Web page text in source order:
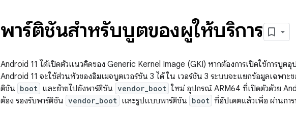
พาร์ติชันสำหรับบูตของผู้ให้บริการ
Android 11 ได้เปิดตัวแนวคิดของ Generic Kernel Image (GKI) หากต้องการเปิดใช้การบู
Android 11 จะใช้ส่วนหัวของอิมเมจบูตเวอร์ชัน 3 ได้ ใน เวอร์ชัน 3 ระบบจะแยกข้อมูลเฉพาะ
ติชัน boot และย้ายไปยังพาร์ติชัน vendor_boot ใหม่ อุปกรณ์ ARM64 ที่เปิดตัวด้วย
ต้อง รองรับพาร์ติชัน vendor_boot และรูปแบบพาร์ติชัน boot ที่อัปเดตแล้วเพื่อ ผ่านกา